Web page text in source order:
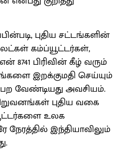
புதிய சட்டங்களின்
கம்ப்யூட்டர்கள்,
பிரிவின் கீழ் வரும்
இறக்குமதி செய்யும்
வேண்டியது அவசியம்.
புதிய வகை
உலக
நேரத்தில் இந்தியாவிலும்